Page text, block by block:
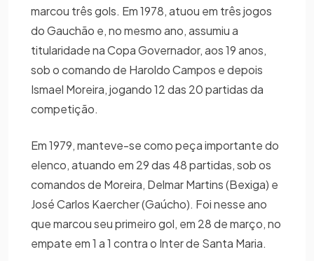
marcou três gols. Em 1978, atuou em três jogos
do Gauchão e, no mesmo ano, assumiu a
titularidade na Copa Governador, aos 19 anos,
sob o comando de Haroldo Campos e depois
Ismael Moreira, jogando 12 das 20 partidas da
competição.
Em 1979, manteve-se como peça importante do
elenco, atuando em 29 das 48 partidas, sob os
comandos de Moreira, Delmar Martins (Bexiga) e
José Carlos Kaercher (Gaúcho). Foi nesse ano
que marcou seu primeiro gol, em 28 de março, no
empate em 1 a 1 contra o Inter de Santa Maria.